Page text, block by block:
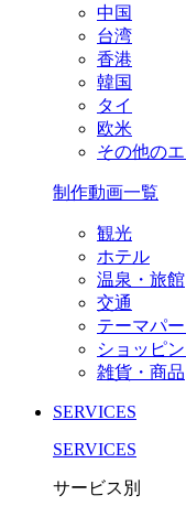
中国
台湾
香港
韓国
タイ
欧米
その他の
制作動画一覧
観光
ホテル
温泉・旅館
交通
テーマパ
ショッピ
雑貨・商品
SERVICES
SERVICES
サービス別